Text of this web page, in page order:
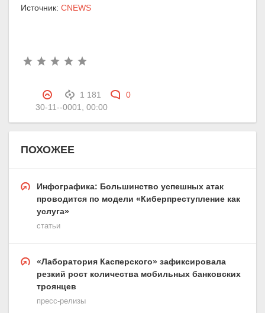
Источник: CNEWS
1 181
0
30-11--0001, 00:00
ПОХОЖЕЕ
Инфографика: Большинство успешных атак
проводится по модели «Киберпреступление как
услуга»
статьи
«Лаборатория Касперского» зафиксировала
резкий рост количества мобильных банковских
троянцев
пресс-релизы